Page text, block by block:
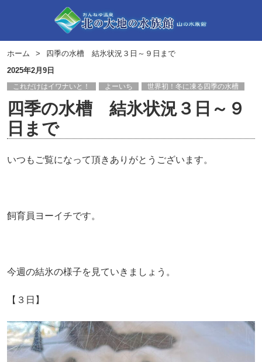
ホーム
四季の水槽 結氷状況３日～９日まで
2025年2月9日
これだけはイワナいと！ よーいち 世界初！冬に凍る四季の水槽
四季の水槽 結氷状況３日～９
日まで
いつもご覧になって頂きありがとうございます。
飼育員ヨーイチです。
今週の結氷の様子を見ていきましょう。
【３日】